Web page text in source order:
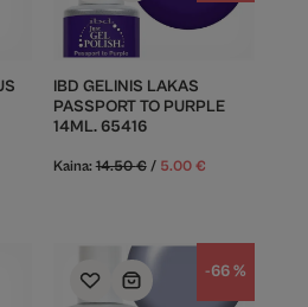
IBD GELINIS LAKAS
PASSPORT TO PURPLE
14ML. 65416
Kaina:14.50€ / 5.00 €
-66 %